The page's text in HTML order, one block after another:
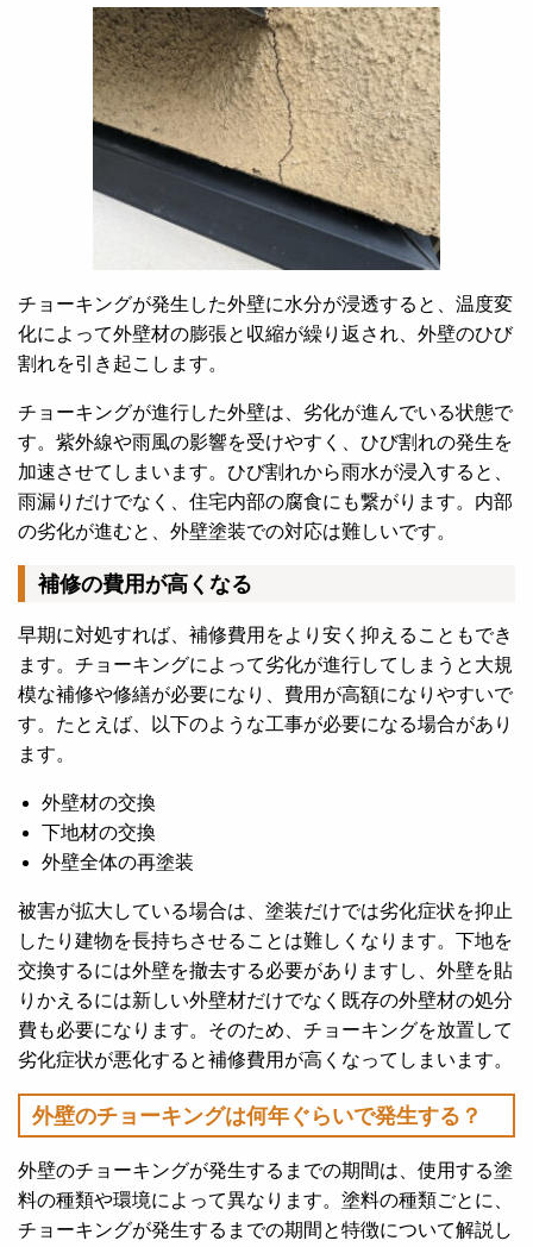
チョーキングが発生した外壁に水分が浸透すると、温度変
化によって外壁材の膨張と収縮が繰り返され、外壁のひび
割れを引き起こします。
チョーキングが進行した外壁は、劣化が進んでいる状態で
す。紫外線や雨風の影響を受けやすく、ひび割れの発生を
加速させてしまいます。ひび割れから雨水が浸入すると、
雨漏りだけでなく、住宅内部の腐食にも繋がります。内部
の劣化が進むと、外壁塗装での対応は難しいです。
補修の費用が高くなる
早期に対処すれば、補修費用をより安く抑えることもでき
ます。チョーキングによって劣化が進行してしまうと大規
模な補修や修繕が必要になり、費用が高額になりやすいで
す。 たとえば、以下のような工事が必要になる場合があり
ます。
外壁材の交換
下地材の交換
外壁全体の再塗装
被害が拡大している場合は、塗装だけでは劣化症状を抑止
したり建物を長持ちさせることは難しくなります。下地を
交換するには外壁を撤去する必要がありますし、外壁を貼
りかえるには新しい外壁材だけでなく既存の外壁材の処分
費も必要になります。 そのため、チョーキングを放置して
劣化症状が悪化すると補修費用が高くなってしまいます。
外壁のチョーキングは何年ぐらいで発生する？
外壁のチョーキングが発生するまでの期間は、使用する塗
料の種類や環境によって異なります。塗料の種類ごとに、
チョーキングが発生するまでの期間と特徴について解説し